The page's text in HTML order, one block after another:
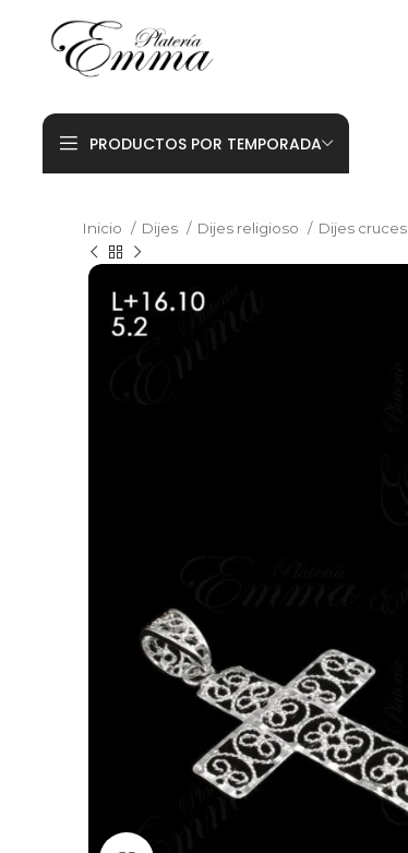
PRODUCTOS POR TEMPORADA
Inicio Dijes Dijes religioso Dijes cruces